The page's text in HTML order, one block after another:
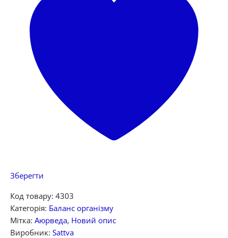
Зберегти
Код товару: 4303
Категорія: Баланс організму
Мітка: Аюрведа, Новий опис
Виробник: Sattva